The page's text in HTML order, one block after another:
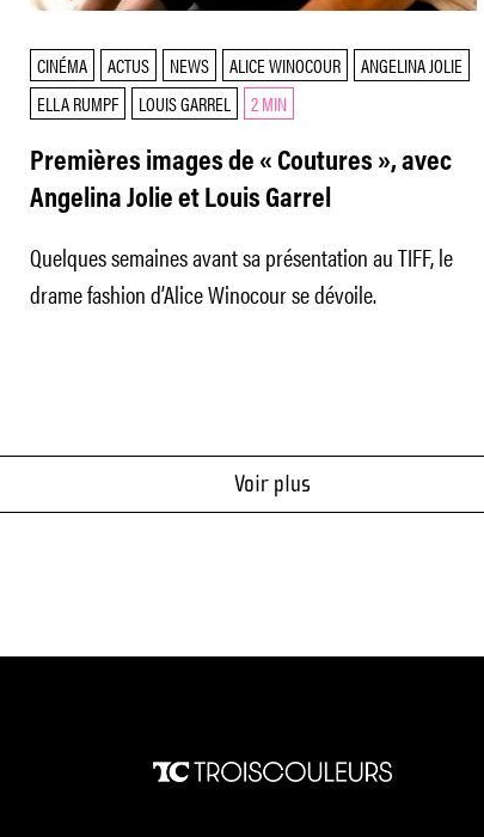
CINÉMA ACTUS NEWS ALICE WINOCOUR
ANGELINA JOLIE
ELLA RUMPF
LOUIS GARREL 2 MIN
Premières images de « Coutures », avec
Angelina Jolie et Louis Garrel
Quelques semaines avant sa présentation au TIFF, le
drame fashion d’Alice Winocour se dévoile.
Voir plus